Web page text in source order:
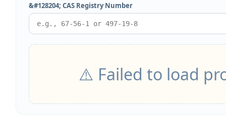
&#128204; CAS Registry Number
⚠️ Failed to load